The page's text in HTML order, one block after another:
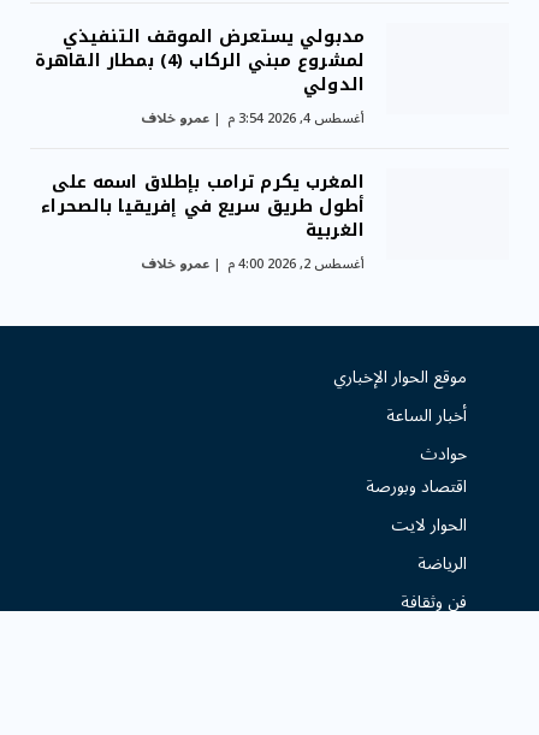
مدبولي يستعرض الموقف التنفيذي
لمشروع مبني الركاب (4) بمطار القاهرة
الدولي
أغسطس 4, 2026 3:54 م عمرو خلاف
المغرب يكرم ترامب بإطلاق اسمه على
أطول طريق سريع في إفريقيا بالصحراء
الغربية
أغسطس 2, 2026 4:00 م عمرو خلاف
موقع الحوار الإخباري
أخبار الساعة
حوادث
اقتصاد وبورصة
الحوار لايت
الرياضة
فن وثقافة